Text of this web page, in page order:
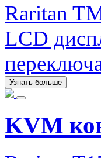
Raritan
LCD
Узнать больше
KVM